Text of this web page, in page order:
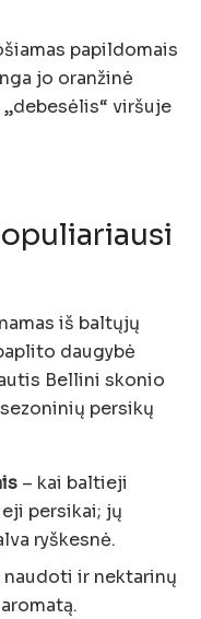
papildomais
jo oranžinė
viršuje
iš baltųjų
daugybė
Bellini skonio
persikų
– kai baltieji
persikai; jų
ryškesnė.
naudoti ir nektarinų